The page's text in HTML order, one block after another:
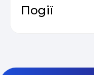
Події